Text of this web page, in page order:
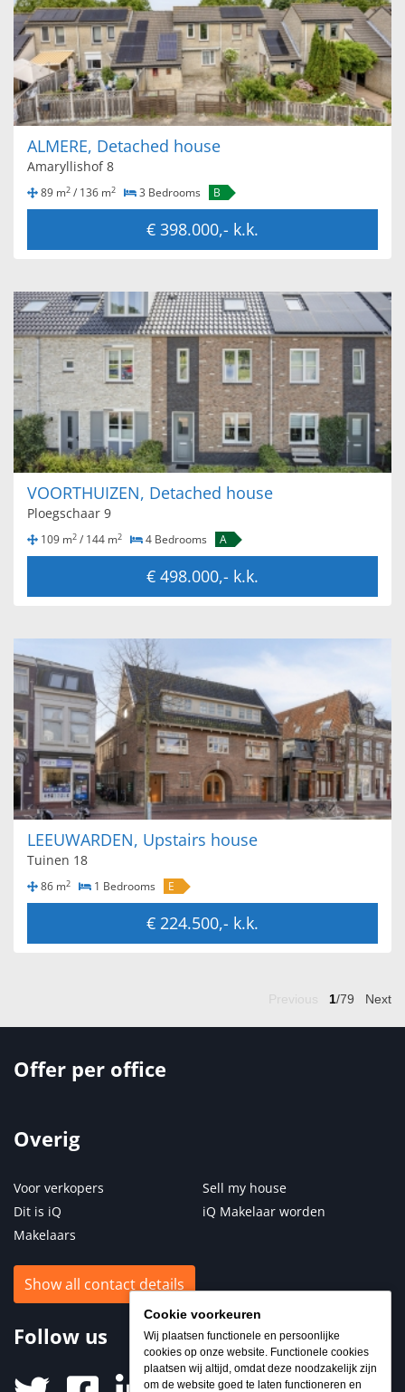
Cookie voorkeuren
Wij plaatsen functionele en persoonlijke
cookies op onze website. Functionele cookies
plaatsen wij altijd, omdat deze noodzakelijk zijn
om de website goed te laten functioneren en
ALMERE, Detached house
Amaryllishof 8
89 m2 / 136 m2 3 Bedrooms B
€ 398.000,- k.k.
VOORTHUIZEN, Detached house
Ploegschaar 9
109 m2 / 144 m2 4 Bedrooms A
€ 498.000,- k.k.
LEEUWARDEN, Upstairs house
Tuinen 18
86 m2 1 Bedrooms E
€ 224.500,- k.k.
1/79 Next
Offer per office
Overig
Voor verkopers
Dit is iQ
Makelaars
Sell my house
iQ Makelaar worden
Show all contact details
Follow us